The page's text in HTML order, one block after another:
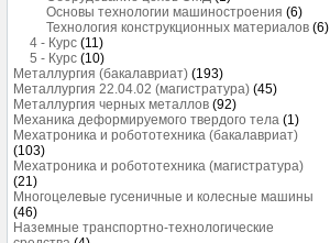
Основы технологии машиностроения (6)
Технология конструкционных материалов (6)
4 - Курс (11)
5 - Курс (10)
Металлургия (бакалавриат) (193)
Металлургия 22.04.02 (магистратура) (45)
Металлургия черных металлов (92)
Механика деформируемого твердого тела (1)
Мехатроника и робототехника (бакалавриат)
(103)
Мехатроника и робототехника (магистратура)
(21)
Многоцелевые гусеничные и колесные машины
(46)
Наземные транспортно-технологические